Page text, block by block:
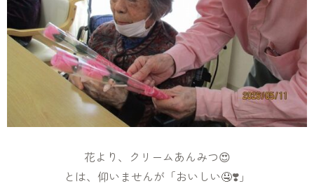
花より、クリームあんみつ😍
とは、仰いませんが「おいしい🤤❣️」